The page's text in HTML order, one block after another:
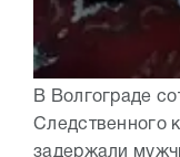
В Волгограде
Следственного
задержали